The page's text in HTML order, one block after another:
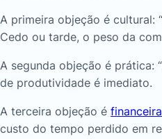
A primeira objeção é cultural:
Cedo ou tarde, o peso da
A segunda objeção é prática:
de produtividade é imediato.
A terceira objeção é financeira
custo do tempo perdido em